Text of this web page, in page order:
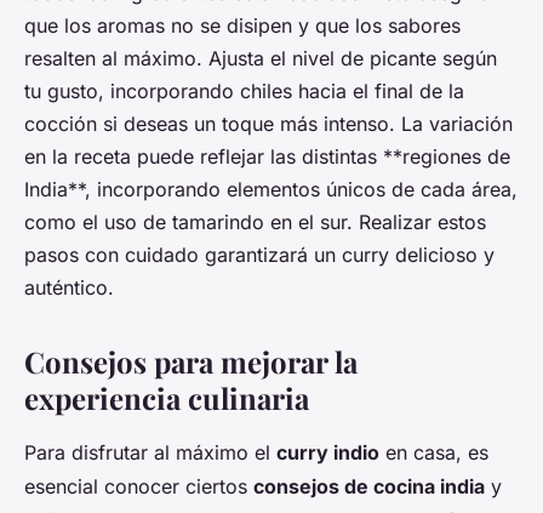
que los aromas no se disipen y que los sabores
resalten al máximo. Ajusta el nivel de picante según
tu gusto, incorporando chiles hacia el final de la
cocción si deseas un toque más intenso. La variación
en la receta puede reflejar las distintas **regiones de
India**, incorporando elementos únicos de cada área,
como el uso de tamarindo en el sur. Realizar estos
pasos con cuidado garantizará un curry delicioso y
auténtico.
Consejos para mejorar la
experiencia culinaria
Para disfrutar al máximo el curry indio en casa, es
esencial conocer ciertos consejos de cocina india y